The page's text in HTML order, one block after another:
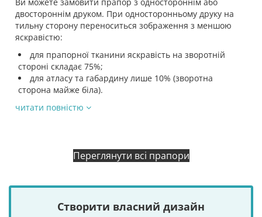
двостороннім друком. При односторонньому друку на
тильну сторону переноситься зображення з меншою
яскравістю:
для прапорної тканини яскравість на зворотній
стороні складає 75%;
для атласу та габардину лише 10% (зворотна
сторона майже біла).
читати повністю
Переглянути всі прапори
Створити власний дизайн